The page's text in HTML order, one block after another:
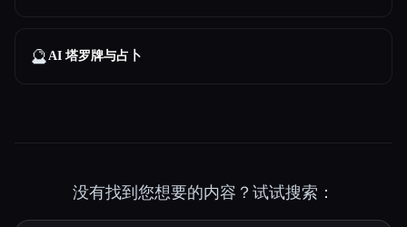
🔮AI 塔罗牌与占卜
没有找到您想要的内容？试试搜索：